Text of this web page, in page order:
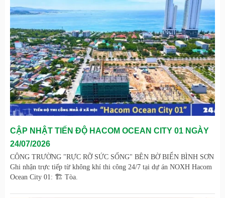
CẬP NHẬT TIẾN ĐỘ HACOM OCEAN CITY 01 NGÀY
24/07/2026
CÔNG TRƯỜNG "RỰC RỠ SỨC SỐNG" BÊN BỜ BIỂN BÌNH SƠN
Ghi nhận trực tiếp từ không khí thi công 24/7 tại dự án NOXH Hacom
Ocean City 01: 🏗️ Tòa.